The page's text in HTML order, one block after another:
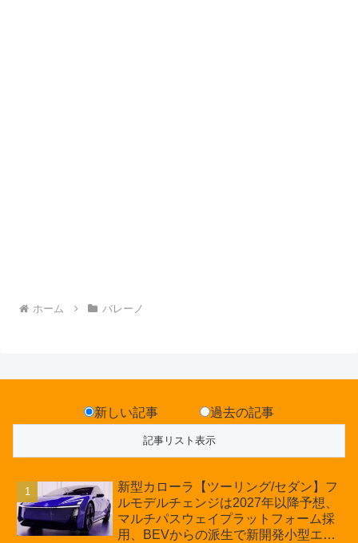
ホーム バレーノ
新しい記事 過去の記事
新型カローラ【ツーリング/セダン】フ
ルモデルチェンジは2027年以降予想、
マルチパスウェイプラットフォーム採
用、BEVからの派生で新開発小型エン